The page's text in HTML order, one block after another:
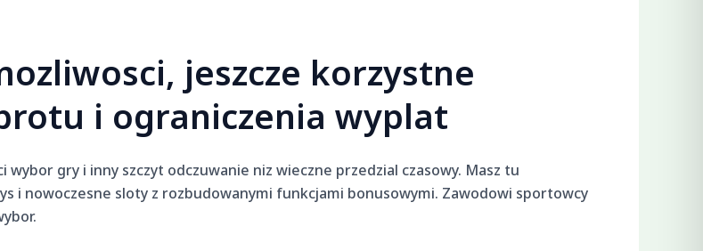
jeszcze korzystne
i ograniczenia wyplat
gry i inny szczyt odczuwanie niz wieczne przedzial czasowy. Masz tu
i nowoczesne sloty z rozbudowanymi funkcjami bonusowymi. Zawodowi sportowcy